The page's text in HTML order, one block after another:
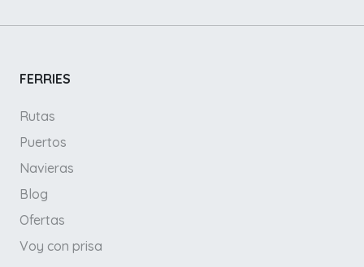
FERRIES
Rutas
Puertos
Navieras
Blog
Ofertas
Voy con prisa